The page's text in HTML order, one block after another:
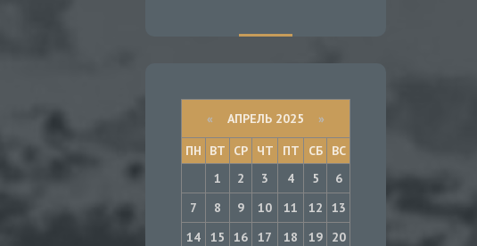
« АПРЕЛЬ 2025 »
ПН
ВТ СР ЧТ ПТ СБ
ВС
1
2 3 4 5
6
7
8 9 10 11 12
13
14
15 16 17 18 19
20